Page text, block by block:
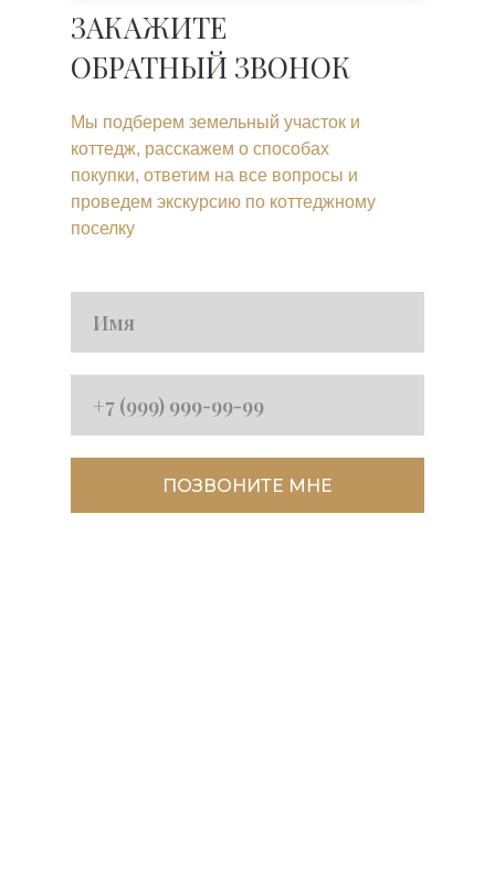
ЗАКАЖИТЕ
ОБРАТНЫЙ ЗВОНОК
Мы подберем земельный участок и
коттедж, расскажем о способах
покупки, ответим на все вопросы и
проведем экскурсию по коттеджному
поселку
ПОЗВОНИТЕ МНЕ